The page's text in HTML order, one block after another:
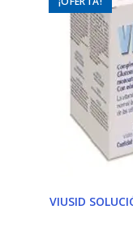
VIUSID